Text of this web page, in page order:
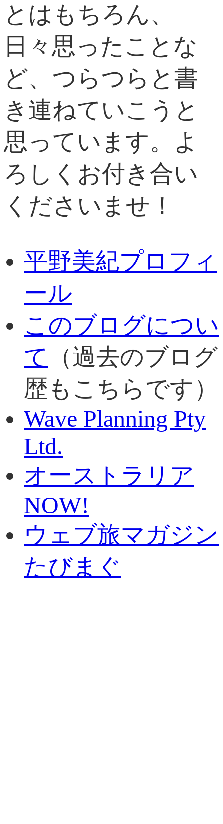
とはもちろん、
日々思ったことな
ど、つらつらと書
き連ねていこうと
思っています。よ
ろしくお付き合い
くださいませ！
平野美紀プロフィ
ール
このブログについ
て
（過去のブログ
歴もこちらです）
Wave Planning Pty
Ltd.
オーストラリア
NOW!
ウェブ旅マガジン
たびまぐ